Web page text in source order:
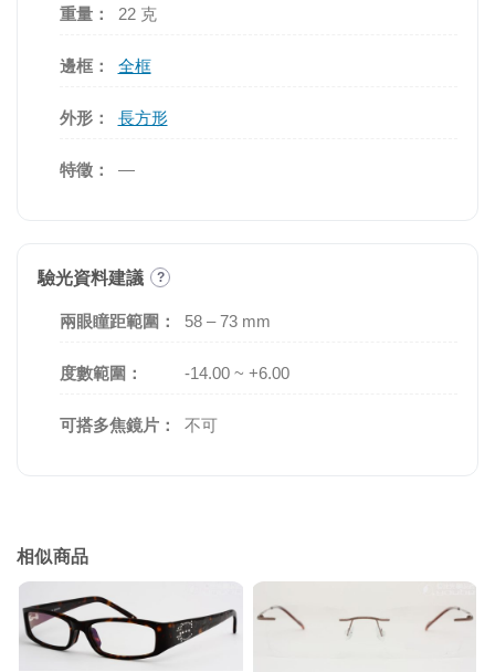
重量： 22 克
邊框： 全框
外形： 長方形
特徵： —
驗光資料建議 ?
兩眼瞳距範圍： 58 – 73 mm
度數範圍： -14.00 ~ +6.00
可搭多焦鏡片： 不可
相似商品